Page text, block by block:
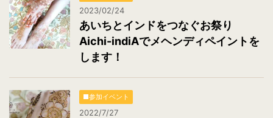
2023/02/24
あいちとインドをつなぐお祭り
Aichi-indiAでメヘンディペイントを
します！
■参加イベント
2022/7/27